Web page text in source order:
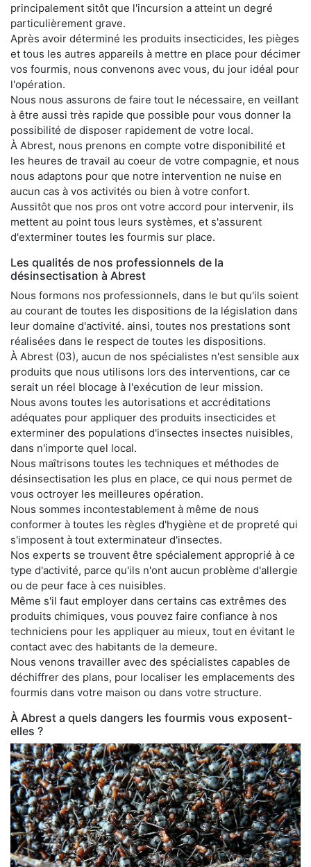
principalement sitôt que l'incursion a atteint un degré
particulièrement grave.
Après avoir déterminé les produits insecticides, les pièges
et tous les autres appareils à mettre en place pour décimer
vos fourmis, nous convenons avec vous, du jour idéal pour
l'opération.
Nous nous assurons de faire tout le nécessaire, en veillant
à être aussi très rapide que possible pour vous donner la
possibilité de disposer rapidement de votre local.
À Abrest, nous prenons en compte votre disponibilité et
les heures de travail au coeur de votre compagnie, et nous
nous adaptons pour que notre intervention ne nuise en
aucun cas à vos activités ou bien à votre confort.
Aussitôt que nos pros ont votre accord pour intervenir, ils
mettent au point tous leurs systèmes, et s'assurent
d'exterminer toutes les fourmis sur place.
Les qualités de nos professionnels de la
désinsectisation à Abrest
Nous formons nos professionnels, dans le but qu'ils soient
au courant de toutes les dispositions de la législation dans
leur domaine d'activité. ainsi, toutes nos prestations sont
réalisées dans le respect de toutes les dispositions.
À Abrest (03), aucun de nos spécialistes n'est sensible aux
produits que nous utilisons lors des interventions, car ce
serait un réel blocage à l'exécution de leur mission.
Nous avons toutes les autorisations et accréditations
adéquates pour appliquer des produits insecticides et
exterminer des populations d'insectes insectes nuisibles,
dans n'importe quel local.
Nous maîtrisons toutes les techniques et méthodes de
désinsectisation les plus en place, ce qui nous permet de
vous octroyer les meilleures opération.
Nous sommes incontestablement à même de nous
conformer à toutes les règles d'hygiène et de propreté qui
s'imposent à tout exterminateur d'insectes.
Nos experts se trouvent être spécialement approprié à ce
type d'activité, parce qu'ils n'ont aucun problème d'allergie
ou de peur face à ces nuisibles.
Même s'il faut employer dans certains cas extrêmes des
produits chimiques, vous pouvez faire confiance à nos
techniciens pour les appliquer au mieux, tout en évitant le
contact avec des habitants de la demeure.
Nous venons travailler avec des spécialistes capables de
déchiffrer des plans, pour localiser les emplacements des
fourmis dans votre maison ou dans votre structure.
À Abrest a quels dangers les fourmis vous exposent-
elles ?